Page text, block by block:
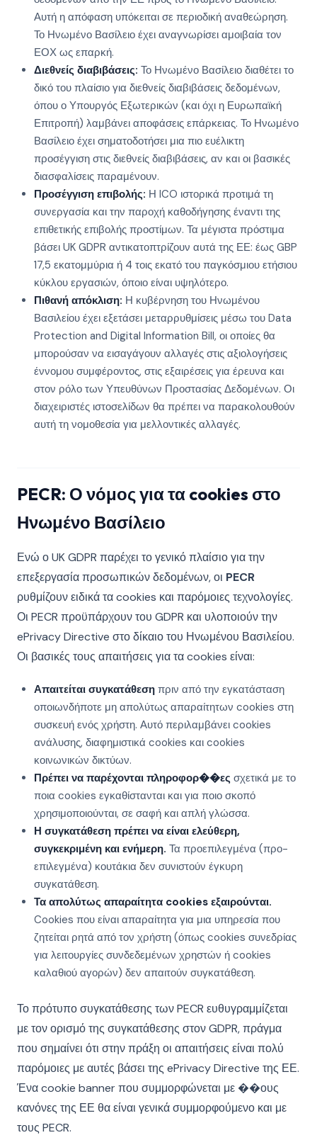
Αυτή η απόφαση υπόκειται σε περιοδική αναθεώρηση.
Το Ηνωμένο Βασίλειο έχει αναγνωρίσει αμοιβαία τον
ΕΟΧ ως επαρκή.
Διεθνείς διαβιβάσεις: Το Ηνωμένο Βασίλειο διαθέτει το
δικό του πλαίσιο για διεθνείς διαβιβάσεις δεδομένων,
όπου ο Υπουργός Εξωτερικών (και όχι η Ευρωπαϊκή
Επιτροπή) λαμβάνει αποφάσεις επάρκειας. Το Ηνωμένο
Βασίλειο έχει σηματοδοτήσει μια πιο ευέλικτη
προσέγγιση στις διεθνείς διαβιβάσεις, αν και οι βασικές
διασφαλίσεις παραμένουν.
Προσέγγιση επιβολής: Η ICO ιστορικά προτιμά τη
συνεργασία και την παροχή καθοδήγησης έναντι της
επιθετικής επιβολής προστίμων. Τα μέγιστα πρόστιμα
βάσει UK GDPR αντικατοπτρίζουν αυτά της ΕΕ: έως GBP
17,5 εκατομμύρια ή 4 τοις εκατό του παγκόσμιου ετήσιου
κύκλου εργασιών, όποιο είναι υψηλότερο.
Πιθανή απόκλιση: Η κυβέρνηση του Ηνωμένου
Βασιλείου έχει εξετάσει μεταρρυθμίσεις μέσω του Data
Protection and Digital Information Bill, οι οποίες θα
μπορούσαν να εισαγάγουν αλλαγές στις αξιολογήσεις
έννομου συμφέροντος, στις εξαιρέσεις για έρευνα και
στον ρόλο των Υπευθύνων Προστασίας Δεδομένων. Οι
διαχειριστές ιστοσελίδων θα πρέπει να παρακολουθούν
αυτή τη νομοθεσία για μελλοντικές αλλαγές.
PECR: Ο νόμος για τα cookies στο
Ηνωμένο Βασίλειο
Ενώ ο UK GDPR παρέχει το γενικό πλαίσιο για την
επεξεργασία προσωπικών δεδομένων, οι PECR
ρυθμίζουν ειδικά τα cookies και παρόμοιες τεχνολογίες.
Οι PECR προϋπάρχουν του GDPR και υλοποιούν την
ePrivacy Directive στο δίκαιο του Ηνωμένου Βασιλείου.
Οι βασικές τους απαιτήσεις για τα cookies είναι:
Απαιτείται συγκατάθεση πριν από την εγκατάσταση
οποιωνδήποτε μη απολύτως απαραίτητων cookies στη
συσκευή ενός χρήστη. Αυτό περιλαμβάνει cookies
ανάλυσης, διαφημιστικά cookies και cookies
κοινωνικών δικτύων.
Πρέπει να παρέχονται πληροφορ��ες σχετικά με το
ποια cookies εγκαθίστανται και για ποιο σκοπό
χρησιμοποιούνται, σε σαφή και απλή γλώσσα.
Η συγκατάθεση πρέπει να είναι ελεύθερη,
συγκεκριμένη και ενήμερη. Τα προεπιλεγμένα (προ-
επιλεγμένα) κουτάκια δεν συνιστούν έγκυρη
συγκατάθεση.
Τα απολύτως απαραίτητα cookies εξαιρούνται.
Cookies που είναι απαραίτητα για μια υπηρεσία που
ζητείται ρητά από τον χρήστη (όπως cookies συνεδρίας
για λειτουργίες συνδεδεμένων χρηστών ή cookies
καλαθιού αγορών) δεν απαιτούν συγκατάθεση.
Το πρότυπο συγκατάθεσης των PECR ευθυγραμμίζεται
με τον ορισμό της συγκατάθεσης στον GDPR, πράγμα
που σημαίνει ότι στην πράξη οι απαιτήσεις είναι πολύ
παρόμοιες με αυτές βάσει της ePrivacy Directive της ΕΕ.
Ένα cookie banner που συμμορφώνεται με ��ους
κανόνες της ΕΕ θα είναι γενικά συμμορφούμενο και με
τους PECR.